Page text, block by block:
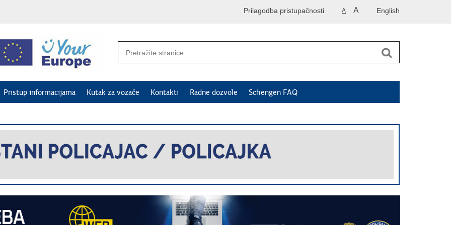
English
A A
Prilagodba pristupačnosti
Pristup informacijama Kutak za vozače Kontakti Radne dozvole Schengen FAQ